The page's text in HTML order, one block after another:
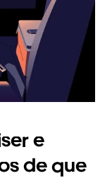
e
de que